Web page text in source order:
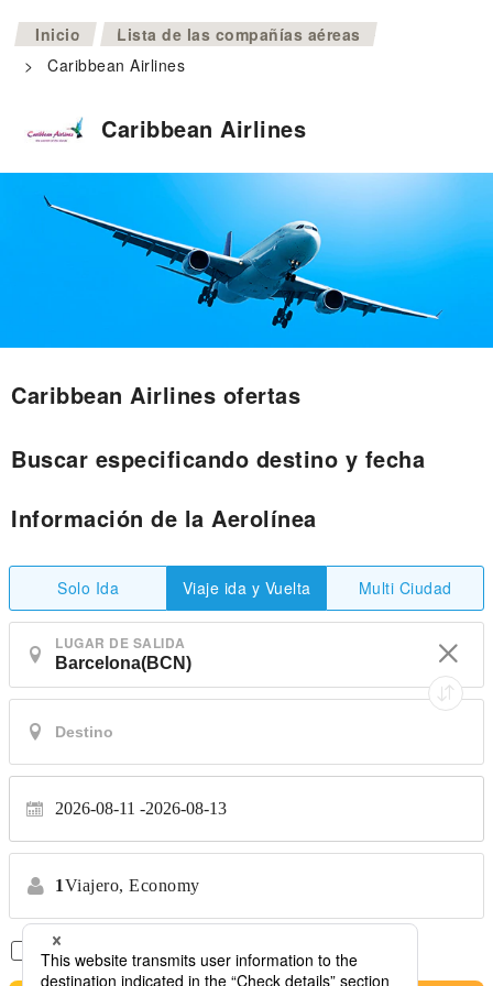
Inicio >
Lista de las compañías aéreas
>
Caribbean Airlines
Caribbean Airlines
Caribbean Airlines ofertas
Buscar especificando destino y fecha
Información de la Aerolínea
Solo Ida Viaje ida y Vuelta Multi Ciudad
LUGAR DE SALIDA
2026-08-11 2026-08-13
1Viajero, Economy
Solo Vuelos Directos *No se permiten transferencias